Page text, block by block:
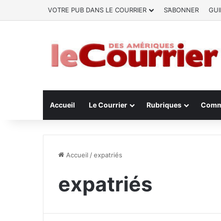
VOTRE PUB DANS LE COURRIER S’ABONNER
Accueil Le Courrier Rubriques
Accueil /expatriés
expatriés